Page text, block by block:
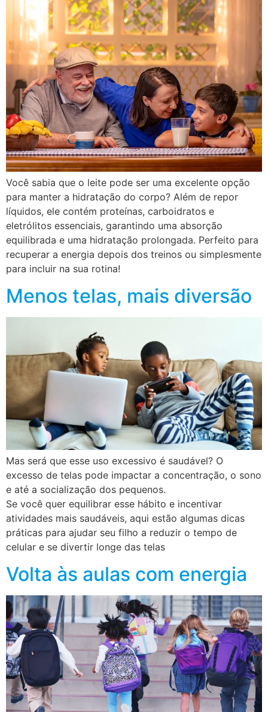
Você sabia que o leite pode ser uma excelente opção
para manter a hidratação do corpo? Além de repor
líquidos, ele contém proteínas, carboidratos e
eletrólitos essenciais, garantindo uma absorção
equilibrada e uma hidratação prolongada. Perfeito para
recuperar a energia depois dos treinos ou simplesmente
para incluir na sua rotina!
Menos telas, mais diversão
Mas será que esse uso excessivo é saudável? O
excesso de telas pode impactar a concentração, o sono
e até a socialização dos pequenos.
Se você quer equilibrar esse hábito e incentivar
atividades mais saudáveis, aqui estão algumas dicas
práticas para ajudar seu filho a reduzir o tempo de
celular e se divertir longe das telas
Volta às aulas com energia